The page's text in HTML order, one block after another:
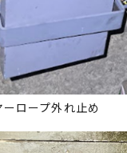
ロープ外れ止め